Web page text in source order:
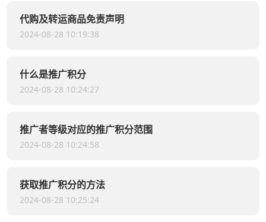
代购及转运商品免责声明
2024-08-28 10:19:38
什么是推广积分
2024-08-28 10:24:27
推广者等级对应的推广积分范围
2024-08-28 10:24:58
获取推广积分的方法
2024-08-28 10:25:24